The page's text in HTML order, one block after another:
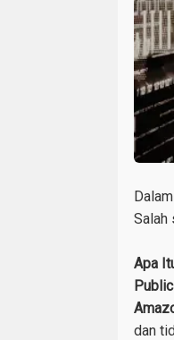
Salah
Apa
dan